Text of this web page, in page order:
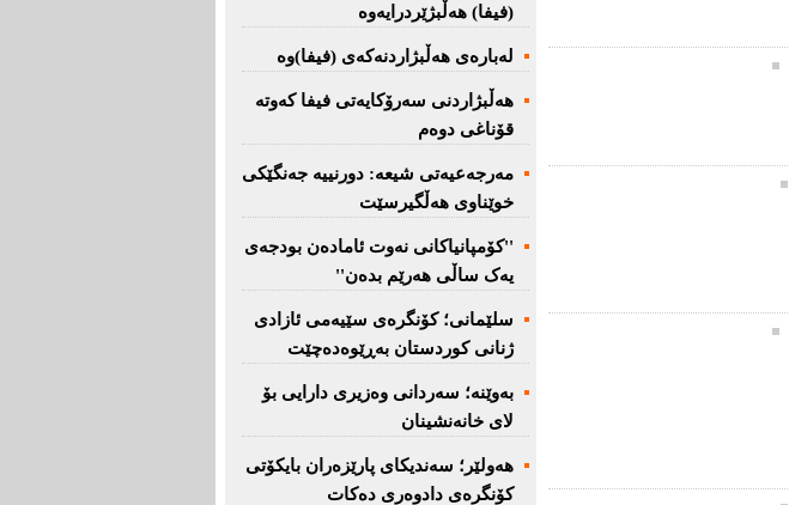
(فیفا) هەڵبژێردرایەوە
لەبارەی هەڵبژاردنەكەی (فیفا)وە
هەڵبژاردنی سەرۆكایەتی فیفا كەوتە
قۆناغی دوەم
مەرجەعیەتی شیعە: دورنییە جەنگێكی
خوێناوی هەڵگیرسێت
''کۆمپانیاکانی نەوت ئامادەن بودجەی
یەک ساڵی هەرێم بدەن''
سلێمانی؛ كۆنگرەی سێیەمی ئازادی
ژنانی كوردستان بەڕێوەدەچێت
بەوێنە؛ سەردانی وەزیری دارایی بۆ
لای خانەنشینان
هەولێر؛ سەندیكای پارێزەران بایكۆتی
كۆنگرەی دادوەری دەكات